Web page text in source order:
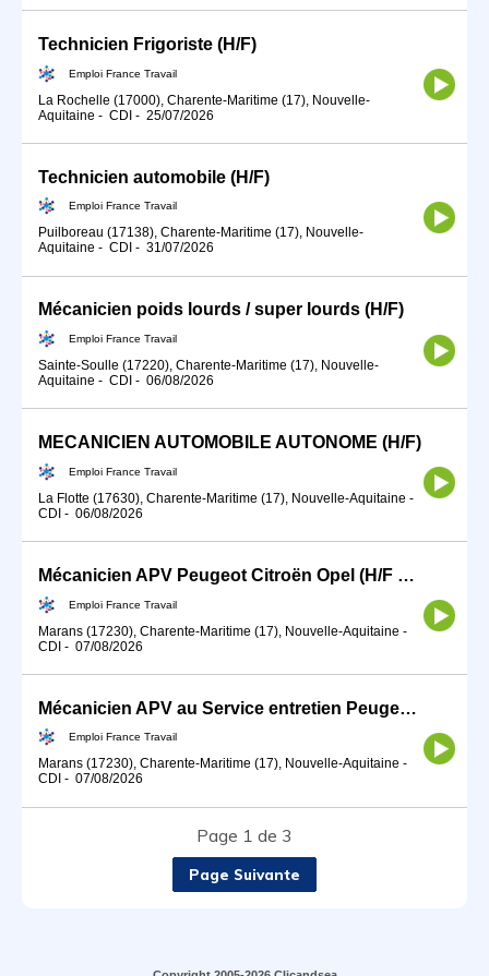
Technicien Frigoriste (H/F)
Emploi France Travail
La Rochelle (17000), Charente-Maritime (17), Nouvelle-
Aquitaine - CDI - 25/07/2026
Technicien automobile (H/F)
Emploi France Travail
Puilboreau (17138), Charente-Maritime (17), Nouvelle-
Aquitaine - CDI - 31/07/2026
Mécanicien poids lourds / super lourds (H/F)
Emploi France Travail
Sainte-Soulle (17220), Charente-Maritime (17), Nouvelle-
Aquitaine - CDI - 06/08/2026
MECANICIEN AUTOMOBILE AUTONOME (H/F)
Emploi France Travail
La Flotte (17630), Charente-Maritime (17), Nouvelle-Aquitaine -
CDI - 06/08/2026
Mécanicien APV Peugeot Citroën Opel (H/F MARANS) (H/F)
Emploi France Travail
Marans (17230), Charente-Maritime (17), Nouvelle-Aquitaine -
CDI - 07/08/2026
Mécanicien APV au Service entretien Peugeot Citroën Opel (H/F Ma (H/F)
Emploi France Travail
Marans (17230), Charente-Maritime (17), Nouvelle-Aquitaine -
CDI - 07/08/2026
Page 1 de 3
Page Suivante